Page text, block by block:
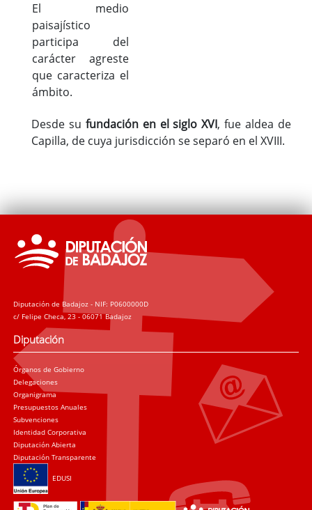
El medio
paisajístico
participa del
carácter agreste
que caracteriza el
ámbito.
Desde su fundación en el siglo XVI, fue aldea de
Capilla, de cuya jurisdicción se separó en el XVIII.
Diputación de Badajoz - NIF: P0600000D
c/ Felipe Checa, 23 - 06071 Badajoz
Diputación
Órganos de Gobierno
Delegaciones
Organigrama
Presupuestos Anuales
Subvenciones
Identidad Corporativa
Diputación Abierta
Diputación Transparente
EDUSI